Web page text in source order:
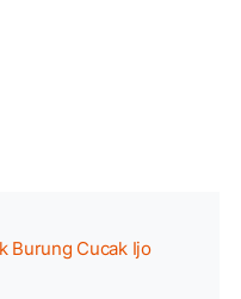
Burung Cucak Ijo